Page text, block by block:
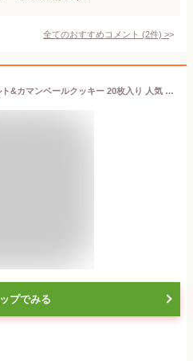
全てのおすすめコメント (2件) >
東京ミルクチーズ工場 ソルト&カマンベールクッキー 20枚入り 人気 お菓子 スイーツ ギフト 東京土産 手土産 個包装 プレゼント お返し 内祝い 焼き菓子 退職
プでみる